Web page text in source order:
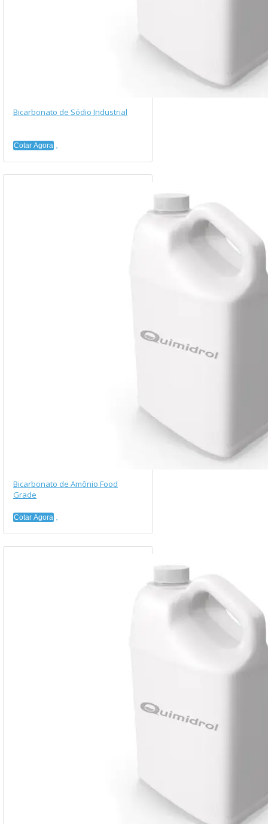
Bicarbonato de Sódio Industrial
Cotar Agora
Bicarbonato de Amônio Food
Grade
Cotar Agora